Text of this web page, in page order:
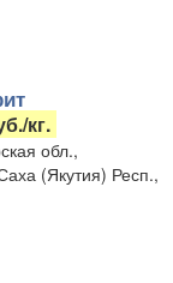
кг.
обл.,
(Якутия) Респ.,